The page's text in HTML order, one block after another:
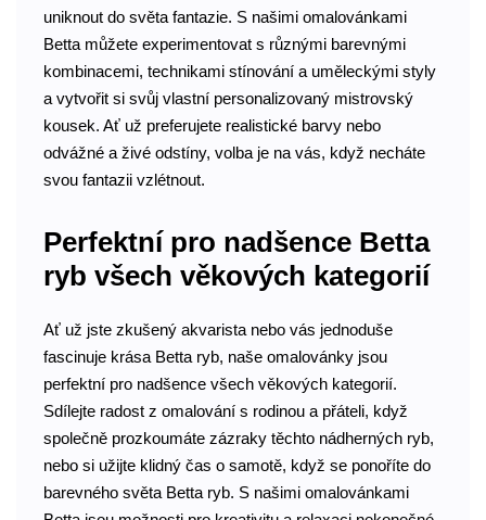
uniknout do světa fantazie. S našimi omalovánkami
Betta můžete experimentovat s různými barevnými
kombinacemi, technikami stínování a uměleckými styly
a vytvořit si svůj vlastní personalizovaný mistrovský
kousek. Ať už preferujete realistické barvy nebo
odvážné a živé odstíny, volba je na vás, když necháte
svou fantazii vzlétnout.
Perfektní pro nadšence Betta
ryb všech věkových kategorií
Ať už jste zkušený akvarista nebo vás jednoduše
fascinuje krása Betta ryb, naše omalovánky jsou
perfektní pro nadšence všech věkových kategorií.
Sdílejte radost z omalování s rodinou a přáteli, když
společně prozkoumáte zázraky těchto nádherných ryb,
nebo si užijte klidný čas o samotě, když se ponoříte do
barevného světa Betta ryb. S našimi omalovánkami